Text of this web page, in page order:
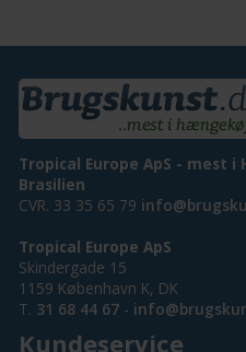
Tropical Europe ApS - mest
Brasilien
CVR. 33 35 65 79
Tropical Europe ApS
Skindergade 15
1159 København K, DK
T. 31 68 44 67 -
Kundeservice